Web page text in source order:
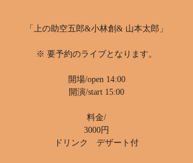
「上の助空五郎&小林創& 山本太郎」
※ 要予約のライブとなります。
開場/open 14:00
開演/start 15:00
料金/
3000円
ドリンク デザート付